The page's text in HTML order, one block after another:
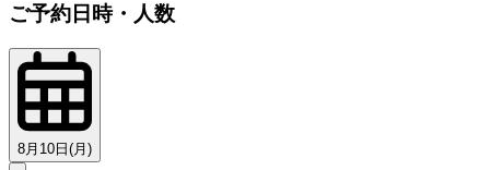
ご予約日時・人数
8月10日(月)